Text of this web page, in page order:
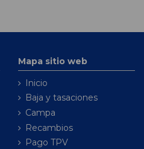
Mapa sitio web
Inicio
Baja y tasaciones
Campa
Recambios
Pago TPV